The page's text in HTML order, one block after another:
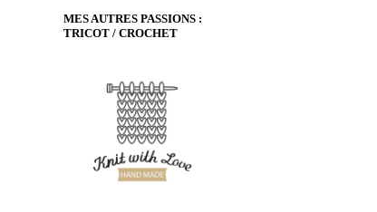
MES AUTRES PASSIONS :
TRICOT / CROCHET